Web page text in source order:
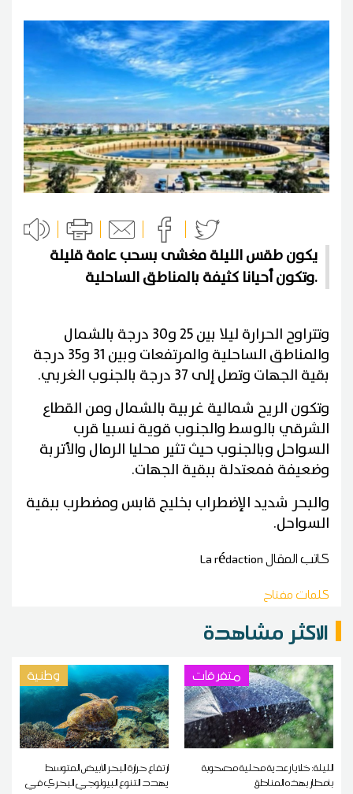
يكون طقس الليلة مغشى بسحب عامة قليلة
وتكون أحيانا كثيفة بالمناطق الساحلية.
وتتراوح الحرارة ليلا بين 25 و30 درجة بالشمال
والمناطق الساحلية والمرتفعات وبين 31 و35 درجة
بقية الجهات وتصل إلى 37 درجة بالجنوب الغربي.
وتكون الريح شمالية غربية بالشمال ومن القطاع
الشرقي بالوسط والجنوب قوية نسبيا قرب
السواحل وبالجنوب حيث تثير محليا الرمال والأتربة
وضعيفة فمعتدلة ببقية الجهات.
والبحر شديد الإضطراب بخليج قابس ومضطرب ببقية
السواحل.
كاتب المقالLa rédaction
كلمات مفتاح
الاكثر مشاهدة
متفرقات
الليلة: خلايا رعدية محلية مصحوبة
بأمطار بهذه المناطق
وطنية
ارتفاع حرارة البحر الأبيض المتوسط
يهدد التنوع البيولوجي البحري في